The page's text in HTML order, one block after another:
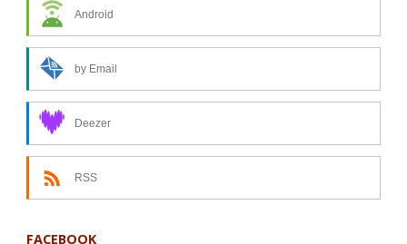
das
Andacht
Android
by Email
Deezer
RSS
FACEBOOK